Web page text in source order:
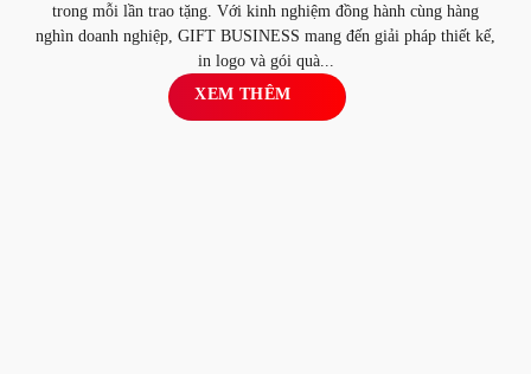
trong mỗi lần trao tặng. Với kinh nghiệm đồng hành cùng hàng
nghìn doanh nghiệp, GIFT BUSINESS mang đến giải pháp thiết kế,
in logo và gói quà...
XEM THÊM